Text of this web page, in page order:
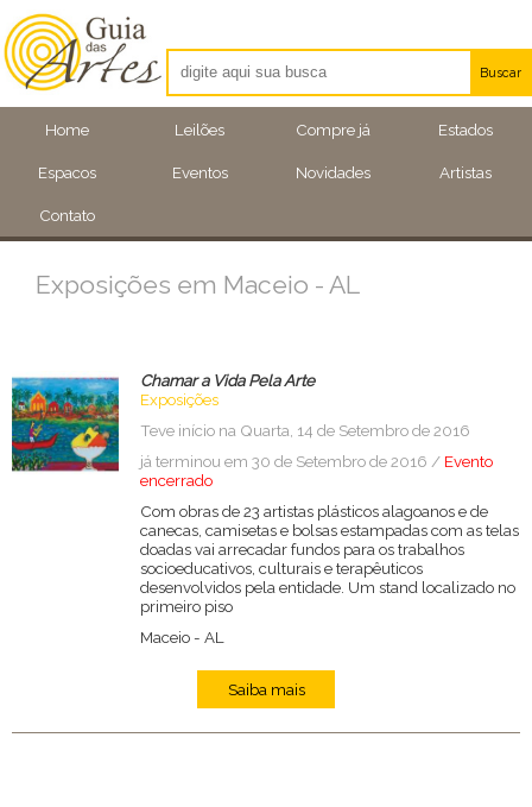
Home Leilões Compre já Estados
Espacos Eventos Novidades Artistas
Contato
Buscar
Artistas
Eventos
Exposições em Maceio - AL
Chamar a Vida Pela Arte
Exposições
Teve início na Quarta, 14 de Setembro de 2016
já terminou em 30 de Setembro de 2016 / Evento
encerrado
Com obras de 23 artistas plásticos alagoanos e de
canecas, camisetas e bolsas estampadas com as telas
doadas vai arrecadar fundos para os trabalhos
socioeducativos, culturais e terapêuticos
desenvolvidos pela entidade. Um stand localizado no
primeiro piso
Maceio- AL
Saiba mais